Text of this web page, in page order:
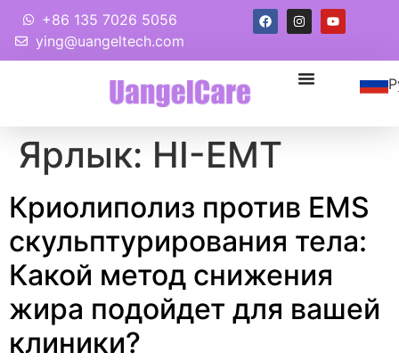
+86 135 7026 5056
ying@uangeltech.com
Ярлык: HI-ЕМТ
Криолиполиз против EMS
скульптурирования тела:
Какой метод снижения
жира подойдет для вашей
клиники?